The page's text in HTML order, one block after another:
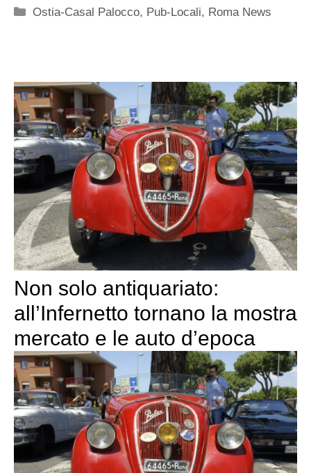
Categorie
Ostia-Casal Palocco, Pub-Locali, Roma News
Non solo antiquariato:
all’Infernetto tornano la mostra
mercato e le auto d’epoca